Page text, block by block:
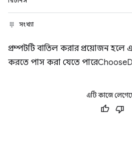
সংখ্যা
প্রম্পটটি বাতিল করার প্রয়োজন হলে
করতে পাস করা যেতে
এটি কাজে